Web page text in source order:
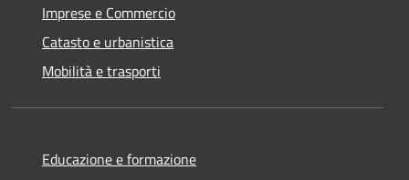
Imprese e Commercio
Catasto e urbanistica
Mobilità e trasporti
Educazione e formazione